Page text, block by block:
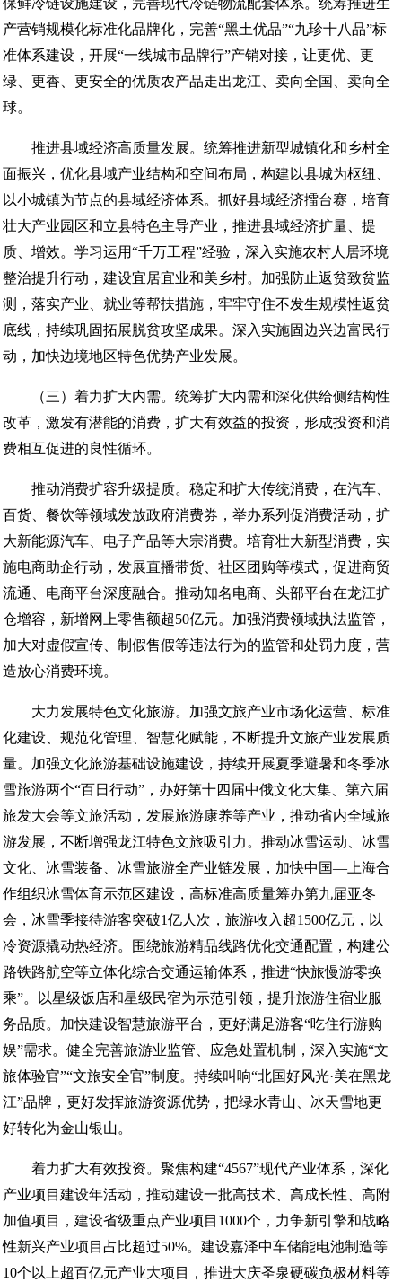
保鲜冷链设施建设，完善现代冷链物流配套体系。统筹推进生
产营销规模化标准化品牌化，完善“黑土优品”“九珍十八品”标
准体系建设，开展“一线城市品牌行”产销对接，让更优、更
绿、更香、更安全的优质农产品走出龙江、卖向全国、卖向全
球。
推进县域经济高质量发展。统筹推进新型城镇化和乡村全
面振兴，优化县域产业结构和空间布局，构建以县城为枢纽、
以小城镇为节点的县域经济体系。抓好县域经济擂台赛，培育
壮大产业园区和立县特色主导产业，推进县域经济扩量、提
质、增效。学习运用“千万工程”经验，深入实施农村人居环境
整治提升行动，建设宜居宜业和美乡村。加强防止返贫致贫监
测，落实产业、就业等帮扶措施，牢牢守住不发生规模性返贫
底线，持续巩固拓展脱贫攻坚成果。深入实施固边兴边富民行
动，加快边境地区特色优势产业发展。
（三）着力扩大内需。统筹扩大内需和深化供给侧结构性
改革，激发有潜能的消费，扩大有效益的投资，形成投资和消
费相互促进的良性循环。
推动消费扩容升级提质。稳定和扩大传统消费，在汽车、
百货、餐饮等领域发放政府消费券，举办系列促消费活动，扩
大新能源汽车、电子产品等大宗消费。培育壮大新型消费，实
施电商助企行动，发展直播带货、社区团购等模式，促进商贸
流通、电商平台深度融合。推动知名电商、头部平台在龙江扩
仓增容，新增网上零售额超50亿元。加强消费领域执法监管，
加大对虚假宣传、制假售假等违法行为的监管和处罚力度，营
造放心消费环境。
大力发展特色文化旅游。加强文旅产业市场化运营、标准
化建设、规范化管理、智慧化赋能，不断提升文旅产业发展质
量。加强文化旅游基础设施建设，持续开展夏季避暑和冬季冰
雪旅游两个“百日行动”，办好第十四届中俄文化大集、第六届
旅发大会等文旅活动，发展旅游康养等产业，推动省内全域旅
游发展，不断增强龙江特色文旅吸引力。推动冰雪运动、冰雪
文化、冰雪装备、冰雪旅游全产业链发展，加快中国—上海合
作组织冰雪体育示范区建设，高标准高质量筹办第九届亚冬
会，冰雪季接待游客突破1亿人次，旅游收入超1500亿元，以
冷资源撬动热经济。围绕旅游精品线路优化交通配置，构建公
路铁路航空等立体化综合交通运输体系，推进“快旅慢游零换
乘”。以星级饭店和星级民宿为示范引领，提升旅游住宿业服
务品质。加快建设智慧旅游平台，更好满足游客“吃住行游购
娱”需求。健全完善旅游业监管、应急处置机制，深入实施“文
旅体验官”“文旅安全官”制度。持续叫响“北国好风光·美在黑龙
江”品牌，更好发挥旅游资源优势，把绿水青山、冰天雪地更
好转化为金山银山。
着力扩大有效投资。聚焦构建“4567”现代产业体系，深化
产业项目建设年活动，推动建设一批高技术、高成长性、高附
加值项目，建设省级重点产业项目1000个，力争新引擎和战略
性新兴产业项目占比超过50%。建设嘉泽中车储能电池制造等
10个以上超百亿元产业大项目，推进大庆圣泉硬碳负极材料等